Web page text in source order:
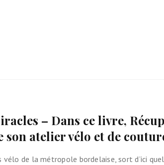
– Dans ce livre,
son atelier vélo et de
vélo de la métropole bordelaise, sort d’ici